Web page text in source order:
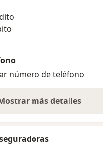
número de teléfono
más detalles
sobre la dirección